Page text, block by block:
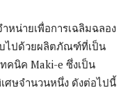
น่ายเพื่อการเฉลิมฉลอง
ไปด้วยผลิตภัณฑ์ที่เป็น
คนิค Maki-e ซึ่งเป็น
ศษจำนวนหนึ่ง ดังต่อไปนี้